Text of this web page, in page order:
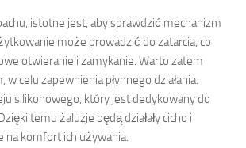
istotne jest, aby sprawdzić mechanizm
może prowadzić do zatarcia, co
otwieranie i zamykanie. Warto zatem
celu zapewnienia płynnego działania.
silikonowego, który jest dedykowany do
temu żaluzje będą działały cicho i
na komfort ich używania.